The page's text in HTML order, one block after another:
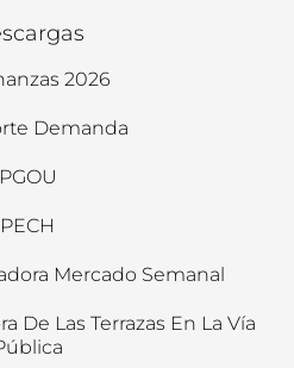
2026
Demanda
PGOU
PECH
Mercado Semanal
De Las Terrazas En La Vía